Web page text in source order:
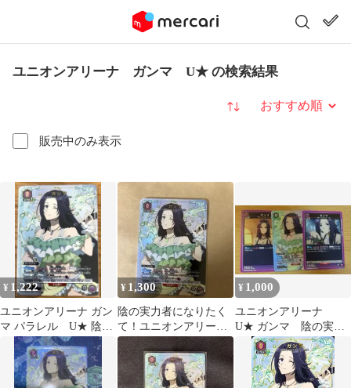
ユニオンアリーナ ガンマ U★ の検索結果
販売中のみ表示
並び替え
¥ 1,222
ユニオンアリーナ ガン
マ パラレル U★ 陰の
実力者になりたくて
¥ 1,300
陰の実力者になりたく
て！ユニオンアリーナ
ガンマ パラレル U★
¥ 1,000
ユニオンアリーナ
U★ ガンマ 陰の実力
者になりたくて！ パ
ラレル ユニアリ